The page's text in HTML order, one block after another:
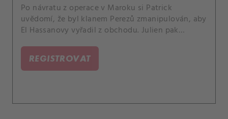
Po návratu z operace v Maroku si Patrick
uvědomí, že byl klanem Perezů zmanipulován, aby
El Hassanovy vyřadil z obchodu. Julien pak
REGISTROVAT